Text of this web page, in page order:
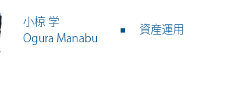
小椋 学
Ogura Manabu
資産運用